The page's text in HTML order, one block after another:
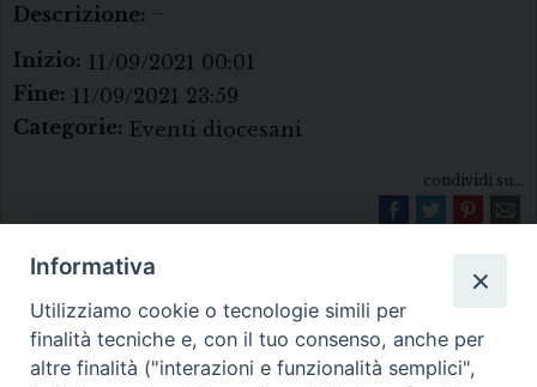
Descrizione: –
Inizio: 11/09/2021 00:01
Fine: 11/09/2021 23:59
Categorie: Eventi diocesani
condividi su...
Informativa
Utilizziamo cookie o tecnologie simili per
finalità tecniche e, con il tuo consenso, anche per
altre finalità ("interazioni e funzionalità semplici",